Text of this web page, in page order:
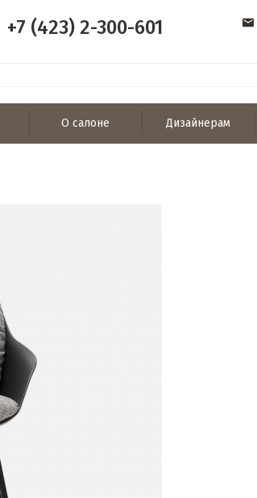
+7 (423) 2-300-601
О салоне Дизайнерам